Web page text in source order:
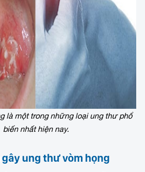
là một trong những loại ung thư phổ
biến nhất hiện nay.
ung thư vòm họng